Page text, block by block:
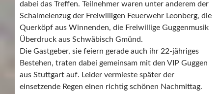
dabei das Treffen. Teilnehmer waren unter anderem der
Schalmeienzug der Freiwilligen Feuerwehr Leonberg, die
Querköpf aus Winnenden, die Freiwillige Guggenmusik
Überdruck aus Schwäbisch Gmünd.
Die Gastgeber, sie feiern gerade auch ihr 22-jähriges
Bestehen, traten dabei gemeinsam mit den VIP Guggen
aus Stuttgart auf. Leider vermieste später der
einsetzende Regen einen richtig schönen Nachmittag.